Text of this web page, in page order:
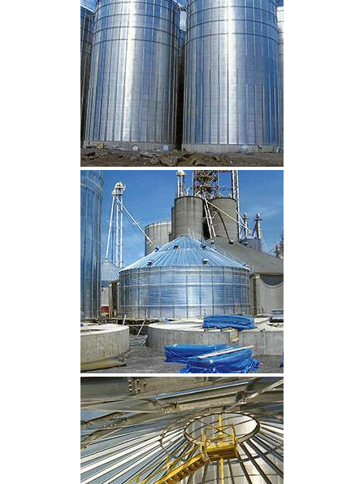
CLIQUEZ POUR AGRANDIR
CLIQUEZ POUR AGRANDIR